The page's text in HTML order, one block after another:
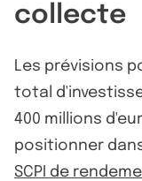
collecte
Les prévisions
total
400 millions
positionner
SCPI de